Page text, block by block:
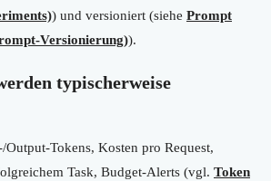
) und versioniert (siehe Prompt
Versionierung)).
typischerweise
Output-Tokens, Kosten pro Request,
Task, Budget-Alerts (vgl. Token